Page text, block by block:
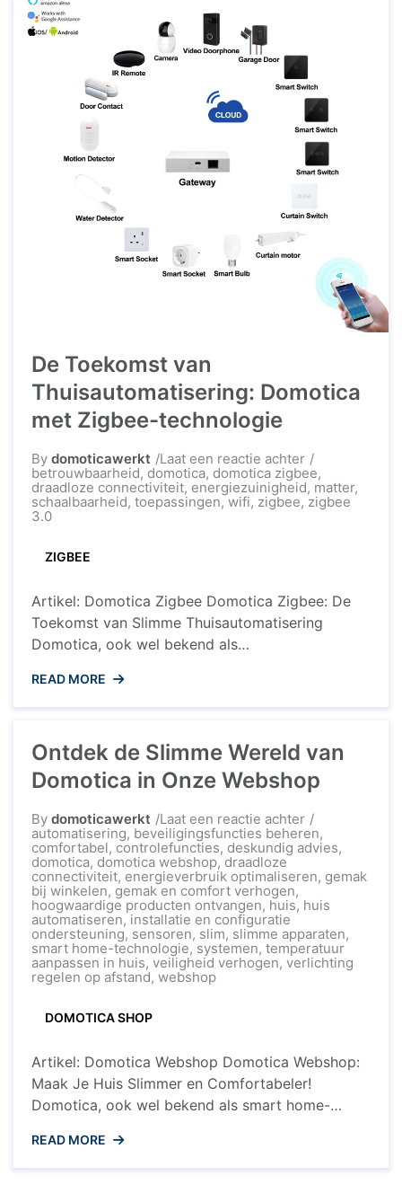
maakt een draadloos alarmsysteem het beste
voor uw ...
De Toekomst van
Thuisautomatisering: Domotica
met Zigbee-technologie
By domoticawerkt Laat een reactie achterop
De
Toekomst
van
betrouwbaarheid, domotica, domotica zigbee,
draadloze connectiviteit, energiezuinigheid, matter,
schaalbaarheid, toepassingen,wifi, zigbee, zigbee
3.0
ZIGBEE
Artikel: Domotica Zigbee Domotica Zigbee: De
Toekomst van Slimme Thuisautomatisering
Domotica, ook wel bekend als
huis slimmer en efficiënter te maken. Een van de
opkomende technologieën op het gebied van
en hoe kan het bijdragen aan een verbeterde
woonervaring? Wat is ...
READ MORE
Ontdek de Slimme Wereld van
Domotica in Onze Webshop
By domoticawerkt Laat een reactie achterop
Ontdek
de
Slimme
Wereld
van
Domotica
Onze
Webshop
automatisering, beveiligingsfuncties beheren,
comfortabel, controlefuncties, deskundig advies,
domotica, domotica webshop, draadloze
connectiviteit, energieverbruik optimaliseren, gemak
bij winkelen, gemak en comfort verhogen,
hoogwaardige producten ontvangen, huis, huis
automatiseren, installatie en configuratie
ondersteuning, sensoren, slim, slimme apparaten,
smart home-technologie, systemen, temperatuur
aanpassen in huis, veiligheid verhogen, verlichting
regelen op afstand, webshop
DOMOTICA SHOP
Artikel: Domotica Webshop Domotica Webshop:
Maak Je Huis Slimmer en Comfortabeler!
Domotica, ook wel bekend als smart home-
domotica kunnen huiseigenaren hun huis slimmer
en comfortabeler maken door gebruik te maken
READ MORE